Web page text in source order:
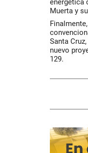
energética
Muerta y
Santa
nuevo
129.